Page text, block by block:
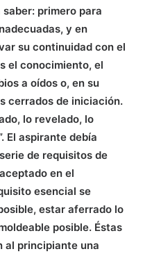
primero para
y en
su continuidad con el
el conocimiento, el
a oídos o, en su
cerrados de iniciación.
lo revelado, lo
El aspirante debía
de requisitos de
en el
esencial se
estar aferrado lo
posible. Éstas
principiante una